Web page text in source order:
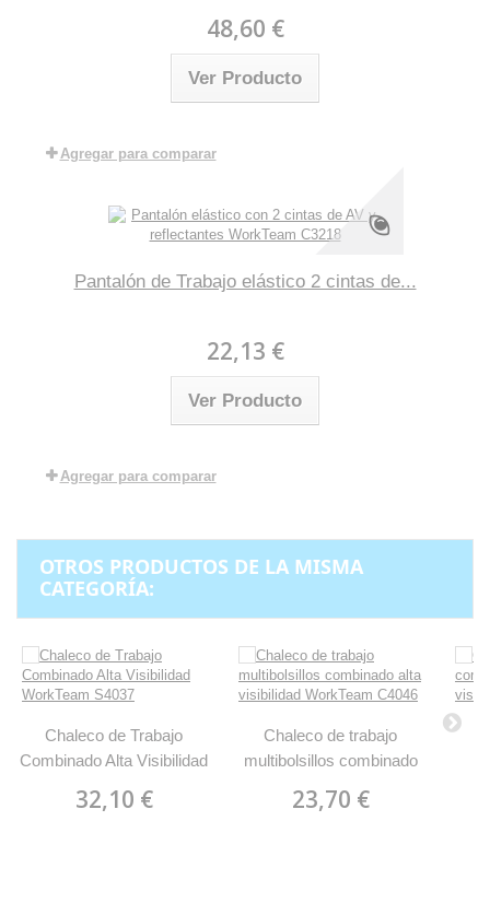
48,60 €
Ver Producto
Agregar para comparar
Pantalón de Trabajo elástico 2 cintas de...
22,13 €
Ver Producto
Agregar para comparar
OTROS PRODUCTOS DE LA MISMA
CATEGORÍA:
Chaleco de Trabajo
Combinado Alta Visibilidad
32,10 €
Chaleco de trabajo
multibolsillos combinado
C4046
23,70 €